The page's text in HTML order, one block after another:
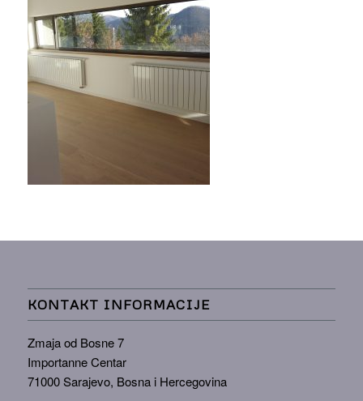
KONTAKT INFORMACIJE
Zmaja od Bosne 7
Importanne Centar
71000 Sarajevo, Bosna i Hercegovina